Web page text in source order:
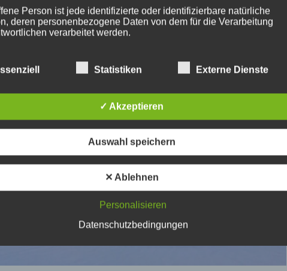
Person ist jede identifizierte oder identifizierbare natürliche
deren personenbezogene Daten von dem für die Verarbeitung
verarbeitet werden.
ist jeder mit oder ohne Hilfe automatisierter Verfahren
Daten wie das Erheben, das Erfassen, die
das Ordnen, die Speicherung, die Anpassung oder
das Auslesen, das Abfragen, die Verwendung, die
durch Übermittlung, Verbreitung oder eine andere Form der
der Verarbeitung
Daten mit dem Ziel, ihre künftige Verarbeitung
Statistiken Externe Dienste
✓ Akzeptieren
Auswahl speichern
✕ Ablehnen
Personalisieren
Datenschutzbedingungen